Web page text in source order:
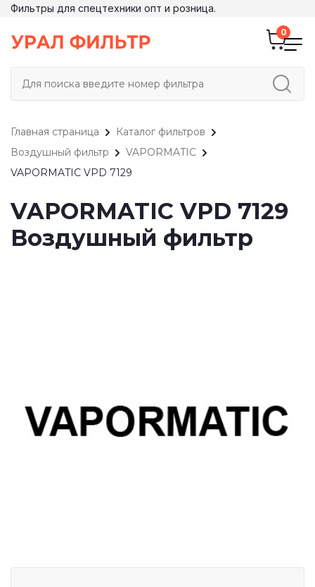
Фильтры для спецтехники опт и розница.
Главная страница
Каталог фильтров
Воздушный фильтр
VAPORMATIC
VAPORMATIC VPD 7129
VAPORMATIC VPD 7129
Воздушный фильтр